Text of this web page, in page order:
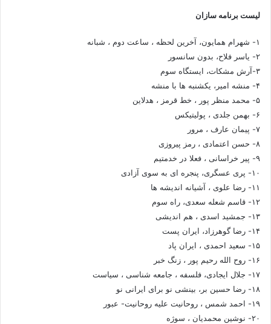
لیست برنامه سازان
۱- شهرام همایون، آخرین لحظه ، ساعت دوم ، شبانه
۲- یاسر فلاح، بدون سانسور
۳-آرش مشکات، ایستگاه سوم
۴- منشه امیر، یکشنبه ها با منشه
۵- محمد منظر پور ، خط قرمز ، هدلاین
۶- بهمن جلدی ، پولیتیکس
۷- پیمان عارف ، مرور
۸- حسن اعتمادی ، رمز پیروزی
۹- پیر خراسانی ، فعلا در خدمتیم
۱۰- پری عسگری، پنجره ای به سوی آزادی
۱۱- رضا علوی ، آشیانه اندیشه ها
۱۲- قاسم شعله سعدی، راه سوم
۱۳- جمشید اسدی ، هم اندیشی
۱۴- رضا گوهرزاد، ایران پست
۱۵- سعید احمدی ، ایران پاد
۱۶- روح الله رحیم پور ، زنگ خبر
۱۷- جلال ایجادی، فلسفه ، جامعه شناسی ، سیاست
۱۸- رضا حسین بر، بینشی نو برای ایرانی نو
۱۹- احمد شمس ، روحانیت علیه روحانیت- عبور
۲۰- نوشین محمدیان ، سوژه